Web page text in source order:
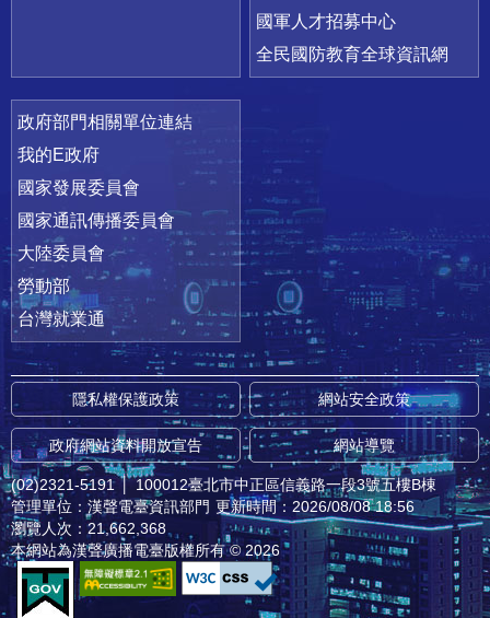
國軍人才招募中心
全民國防教育全球資訊網
政府部門相關單位連結
我的E政府
國家發展委員會
國家通訊傳播委員會
大陸委員會
勞動部
台灣就業通
隱私權保護政策 網站安全政策
政府網站資料開放宣告 網站導覽
(02)2321-5191 │ 100012臺北市中正區信義路一段3號五樓B棟
管理單位：漢聲電臺資訊部門 更新時間：2026/08/08 18:56
瀏覽人次：21,662,368
本網站為漢聲廣播電臺版權所有 © 2026